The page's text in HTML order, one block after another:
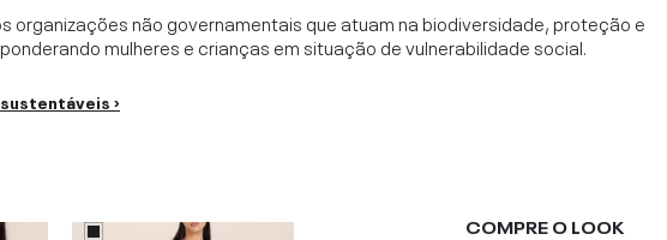
organizações não governamentais que atuam na biodiversidade, proteção e
mulheres e crianças em situação de vulnerabilidade social.
›
COMPRE O LOOK